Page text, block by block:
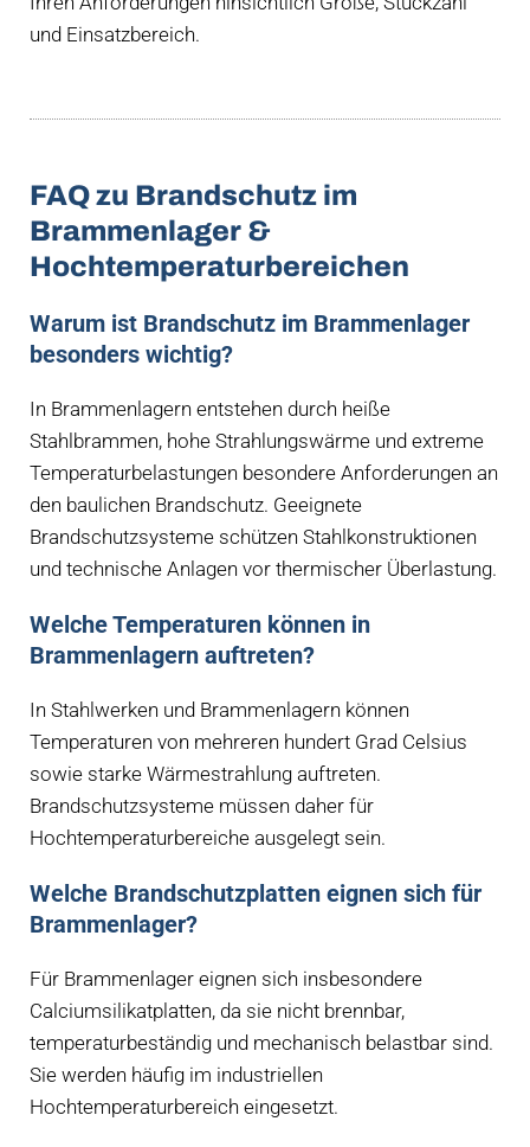
und Einsatzbereich.
FAQ zu Brandschutz im
Brammen­lager &
Hochtemperatur­bereichen
Warum ist Brandschutz im Brammenlager
besonders wichtig?
In Brammenlagern entstehen durch heiße
Stahlbrammen, hohe Strahlungswärme und extreme
Temperaturbelastungen besondere Anforderungen an
den baulichen Brandschutz. Geeignete
Brandschutzsysteme schützen Stahlkonstruktionen
und technische Anlagen vor thermischer Überlastung.
Welche Temperaturen können in
Brammenlagern auftreten?
In Stahlwerken und Brammenlagern können
Temperaturen von mehreren hundert Grad Celsius
sowie starke Wärmestrahlung auftreten.
Brandschutzsysteme müssen daher für
Hochtemperaturbereiche ausgelegt sein.
Welche Brandschutzplatten eignen sich für
Brammenlager?
Für Brammenlager eignen sich insbesondere
Calciumsilikatplatten, da sie nicht brennbar,
temperaturbeständig und mechanisch belastbar sind.
Sie werden häufig im industriellen
Hochtemperaturbereich eingesetzt.